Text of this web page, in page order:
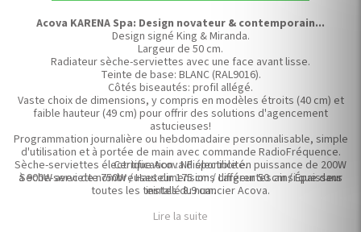
Acova KARENA Spa: Design novateur & contemporain...
Design signé King & Miranda.
Largeur de 50 cm.
Radiateur sèche-serviettes avec une face avant lisse.
Teinte de base: BLANC (RAL9016).
Côtés biseautés: profil allégé.
Vaste choix de dimensions, y compris en modèles étroits (40 cm) et
faible hauteur (49 cm) pour offrir des solutions d'agencement
astucieuses!
Programmation journalière ou hebdomadaire personnalisable, simple
d'utilisation et à portée de main avec commande RadioFréquence.
Certification : NF électricité.
Seche-serviette 750W / Hauteur 175 cm / Largeur 50 cm / Épaisseur
installé 8.9 cm.
Sèche-serviettes électrique Acova disponible en puissance de 200W
à 900W avec de nombreuses dimensions différentes ainsi que dans
toutes les teintes du nuancier Acova.
Lire la suite